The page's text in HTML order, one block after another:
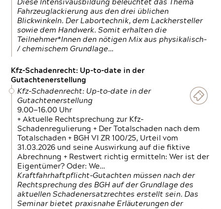
Diese Intensivausbildung beleuchtet das Thema
Fahrzeuglackierung aus den drei üblichen
Blickwinkeln. Der Labortechnik, dem Lackhersteller
sowie dem Handwerk. Somit erhalten die
Teilnehmer*Innen den nötigen Mix aus physikalisch-
/ chemischem Grundlage…
Kfz-Schadenrecht: Up-to-date in der
Gutachtenerstellung
Kfz-Schadenrecht: Up-to-date in der
Gutachtenerstellung
9.00—16.00 Uhr
+ Aktuelle Rechtsprechung zur Kfz-
Schadenregulierung + Der Totalschaden nach dem
Totalschaden + BGH VI ZR 100/25, Urteil vom
31.03.2026 und seine Auswirkung auf die fiktive
Abrechnung + Restwert richtig ermitteln: Wer ist der
Eigentümer? Oder: We…
Kraftfahrhaftpflicht-Gutachten müssen nach der
Rechtsprechung des BGH auf der Grundlage des
aktuellen Schadenersatzrechtes erstellt sein. Das
Seminar bietet praxisnahe Erläuterungen der